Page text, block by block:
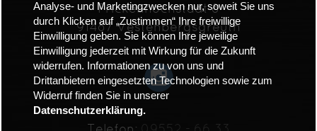
Frickenhöchstadt 8
91487 Vestenbergsgreuth
Analyse- und Marketingzwecken nur, soweit Sie uns
durch Klicken auf „Zustimmen“ Ihre freiwillige
Einwilligung geben. Sie können Ihre jeweilige
Einwilligung jederzeit mit Wirkung für die Zukunft
widerrufen. Informationen zu von uns und
Drittanbietern eingesetzten Technologien sowie zum
Widerruf finden Sie in unserer
Datenschutzerklärung.